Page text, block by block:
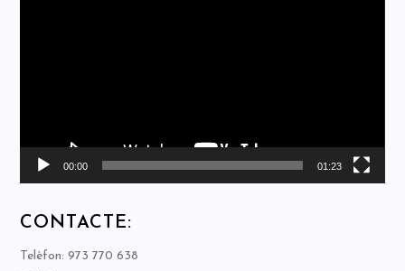
00:00 01:23
CONTACTE:
Telèfon: 973 770 638